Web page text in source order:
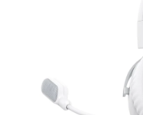
VÝPRODEJ